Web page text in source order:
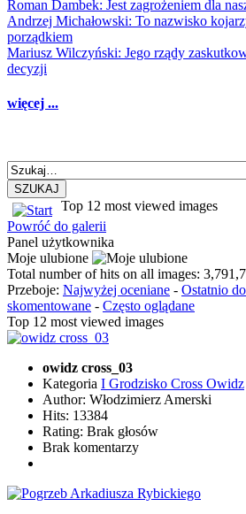
Roman Dambek: Jest zagrożeniem dla
Andrzej Michałowski: To nazwisko
porządkiem
Mariusz Wilczyński: Jego rządy
decyzji
więcej ...
SZUKAJ
Top 12 most viewed images
Powróć do galerii
Panel użytkownika
Moje ulubione
Total number of hits on all images:
Przeboje: Najwyżej oceniane - Ostatnio
skomentowane - Często oglądane
Top 12 most viewed images
owidz cross_03
Kategoria I Grodzisko Cross Owidz
Author: Włodzimierz Amerski
Hits: 13384
Rating: Brak głosów
Brak komentarzy